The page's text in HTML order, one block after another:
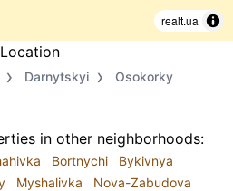
realt.ua
Location
Darnytskyi
Osokorky
in other neighborhoods:
Bortnychi
Bykivnya
Myshalivka
Nova-Zabudova